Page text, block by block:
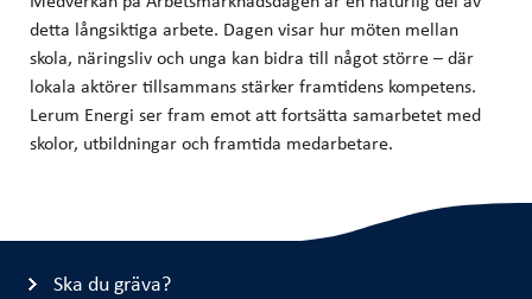
detta långsiktiga arbete. Dagen visar hur möten mellan
skola, näringsliv och unga kan bidra till något större – där
lokala aktörer tillsammans stärker framtidens kompetens.
Lerum Energi ser fram emot att fortsätta samarbetet med
skolor, utbildningar och framtida medarbetare.
Ska du gräva?